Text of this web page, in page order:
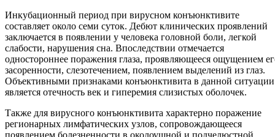
Инкубационный период при вирусном конъюнктивите
составляет около семи суток. Дебют клинических проявлений
заключается в появлении у человека головной боли, легкой
слабости, нарушения сна. Впоследствии отмечается
одностороннее поражения глаза, проявляющееся ощущением
засоренности, слезотечением, появлением выделений из глаз.
Объективными признаками конъюнктивита в данной ситуации
является отечность век и гиперемия слизистых оболочек.
Также для вирусного конъюнктивита характерно поражение
регионарных лимфатических узлов, сопровождающееся
появлением болезненности в околоушной и подчелюстной